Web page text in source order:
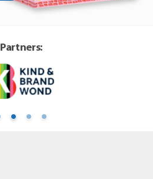
Partners: